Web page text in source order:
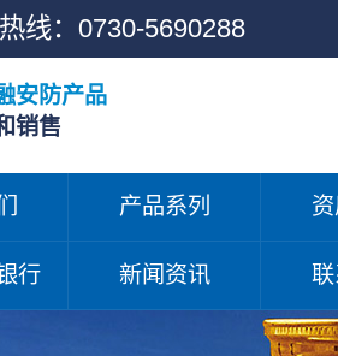
线： 0730-5690288
安防产品
销售
产品系列
行 新闻资讯